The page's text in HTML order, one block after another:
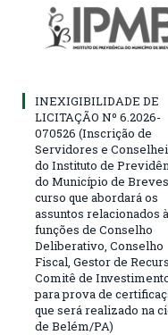
INEXIGIBILIDADE DE
LICITAÇÃO Nº 6.2026-
070526 (Inscrição de
Servidores e
do Instituto de
do Município de
curso que abordará os
assuntos relacionados
funções de Conselho
Deliberativo, Conselho
Fiscal, Gestor de
Comitê de
para prova de
que será realizado na
de Belém/PA)